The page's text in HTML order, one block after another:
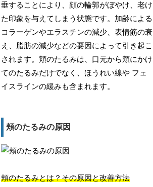
垂することにより、顔の輪郭がぼやけ、老け
た印象を与えてしまう状態です。加齢による
コラーゲンやエラスチンの減少、表情筋の衰
え、脂肪の減少などの要因によって引き起こ
されます。頬のたるみは、口元から頬にかけ
てのたるみだけでなく、ほうれい線や フェ
イスラインの緩みも含まれます。
頬のたるみの原因
頬のたるみとは？その原因と改善方法